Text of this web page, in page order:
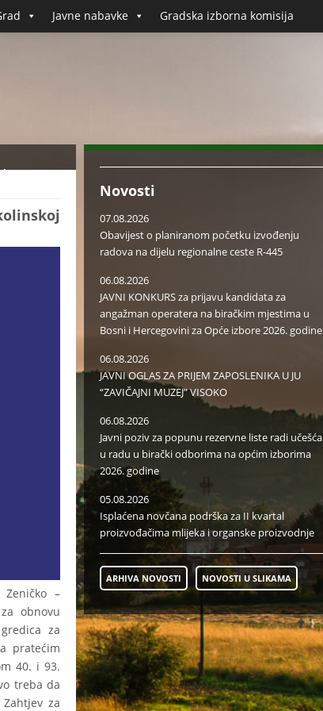
Javne nabavke Gradska izborna komisija
–
obnovu
za
pratećim
40. i 93.
treba da
za
Novosti
07.08.2026
Obavijest o planiranom početku izvođenju
radova na dijelu regionalne ceste R-445
06.08.2026
JAVNI KONKURS za prijavu kandidata za
angažman operatera na biračkim mjestima u
Bosni i Hercegovini za Opće izbore 2026. godine
06.08.2026
JAVNI OGLAS ZA PRIJEM ZAPOSLENIKA U JU
“ZAVIČAJNI MUZEJ” VISOKO
06.08.2026
Javni poziv za popunu rezervne liste radi učešća
u radu u birački odborima na općim izborima
2026. godine
05.08.2026
Isplaćena novčana podrška za II kvartal
proizvođačima mlijeka i organske proizvodnje
ARHIVA NOVOSTI NOVOSTI U SLIKAMA